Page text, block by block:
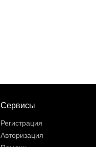
Сервисы
Регистрация
Авторизация